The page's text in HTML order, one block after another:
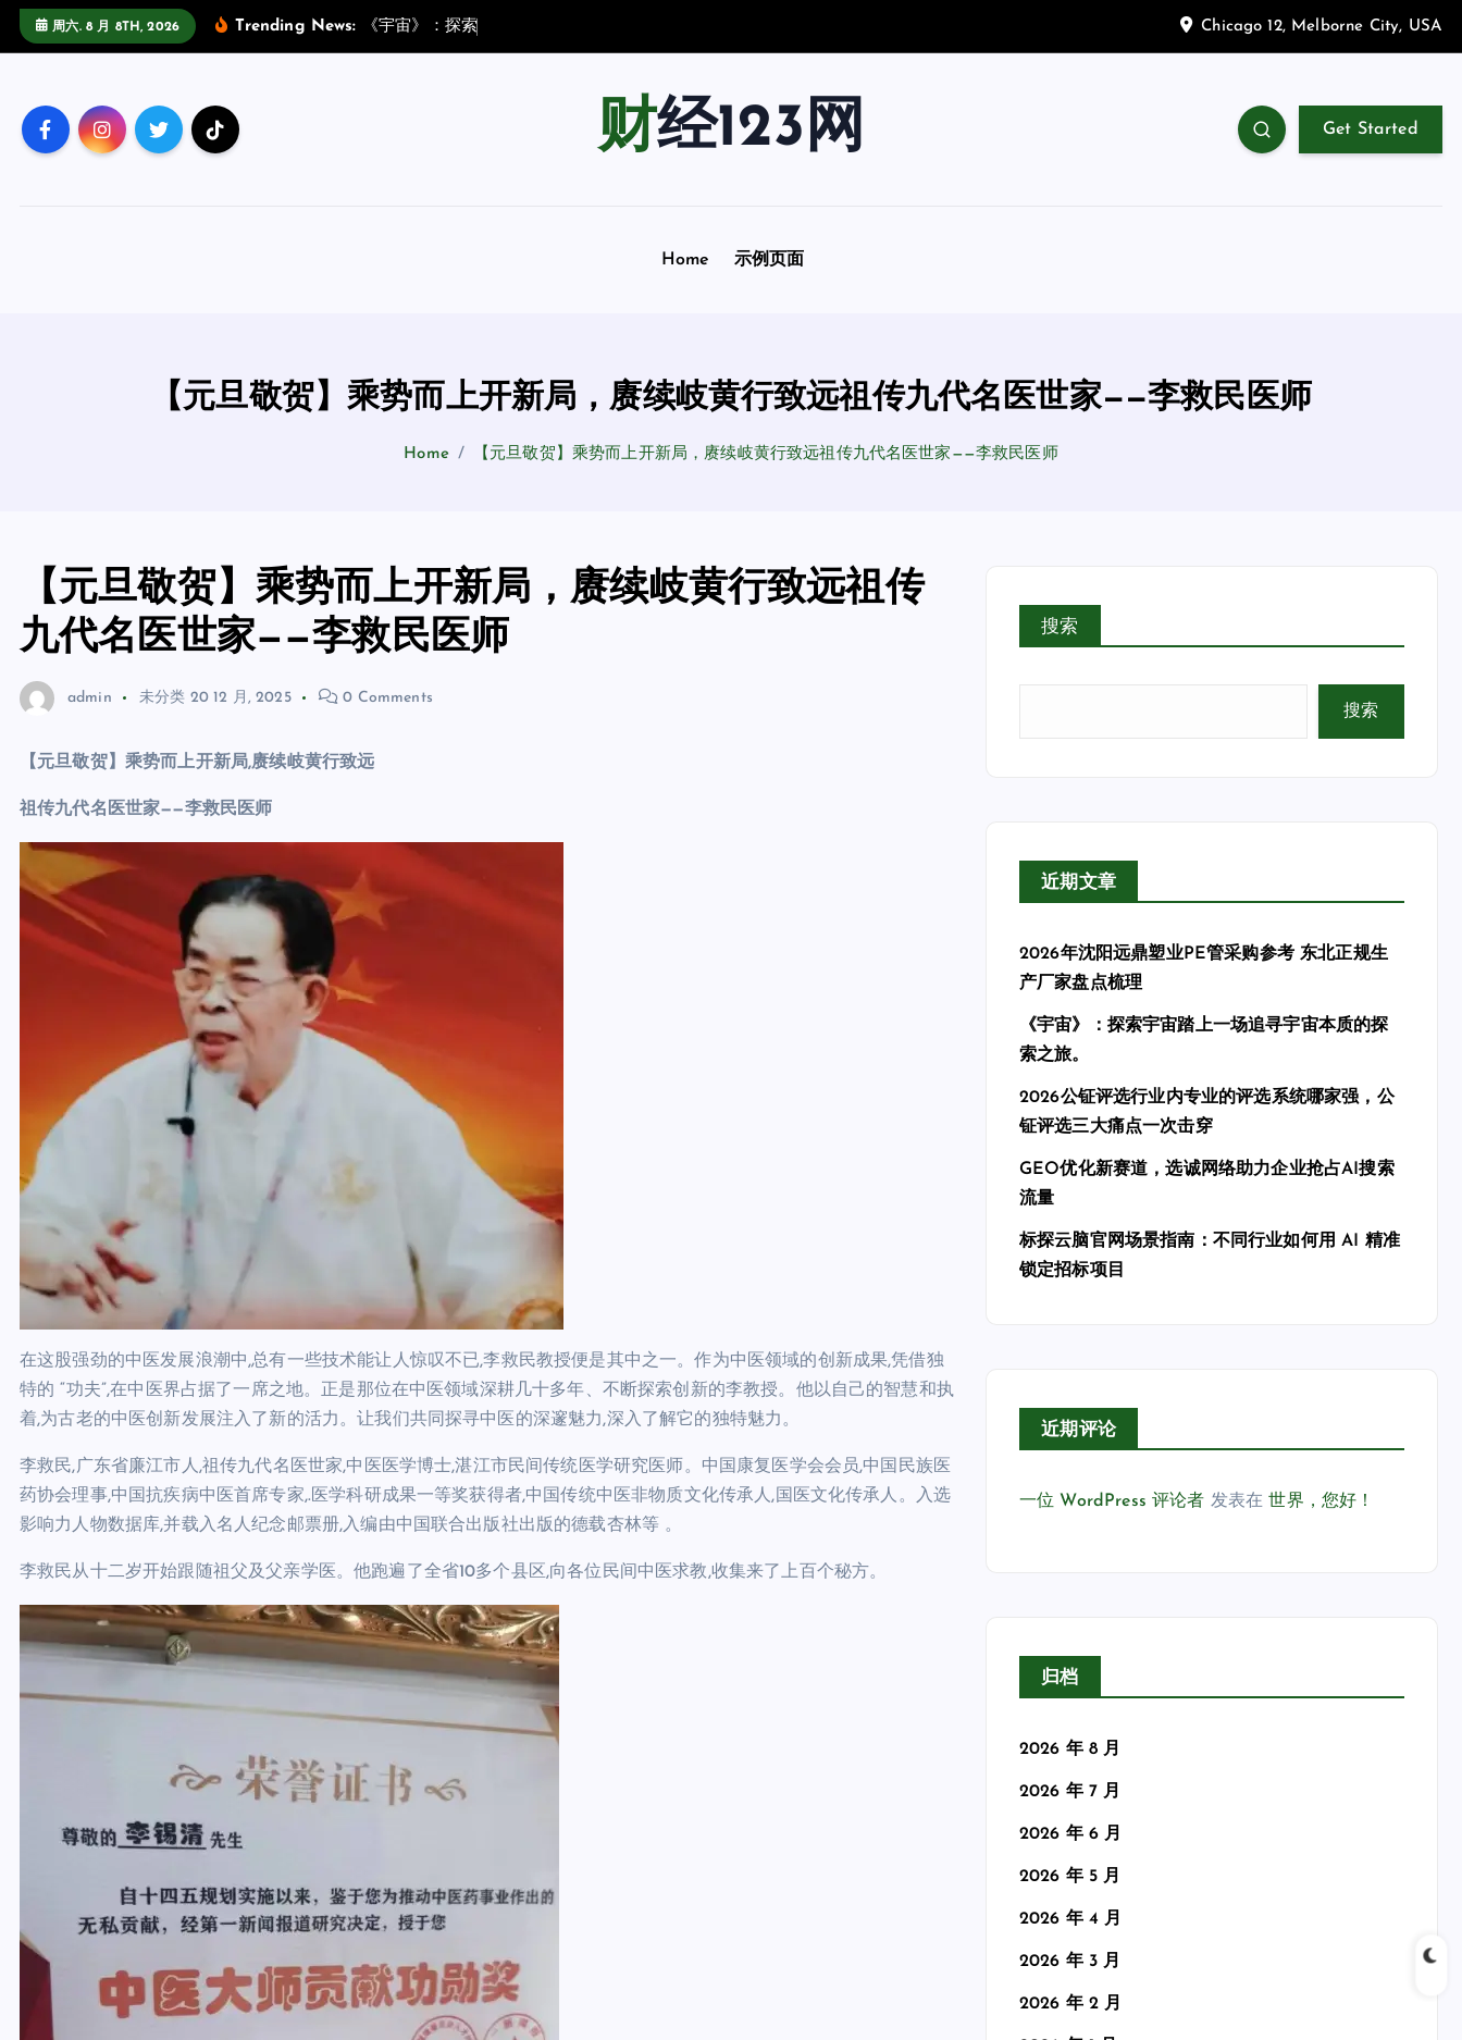
周六. 8 月 8TH, 2026 Trending News: 《宇宙》 ： 探索 Chicago 12, Melborne City, USA
财经123网 Get Started
Home 示例页面
【元旦敬贺】乘势而上开新局，赓续岐黄行致远祖传九代名医世家——李救民医师
Home 【元旦敬贺】乘势而上开新局，赓续岐黄行致远祖传九代名医世家——李救民医师
【元旦敬贺】乘势而上开新局，赓续岐黄行致远祖传
九代名医世家——李救民医师
admin 未分类 20 12 月, 2025 0 Comments
【元旦敬贺】乘势而上开新局,赓续岐黄行致远
祖传九代名医世家——李救民 医师
在这股强劲的中医发展浪潮中,总有一些技术能让人惊叹不已,李救民教授便是其中之一。作为中医领域的创新成果,凭借独
特的 “功夫”,在中医界占据了一席之地。正是那位在中医领域深耕几十多年、不断探索创新的李教授。他以自己的智慧和执
着,为古老的中医创新发展注入了新的活力。让我们共同探寻中医的深邃魅力,深入了解它的独特魅力。
李救民,广东省廉江市人,祖传九代名医世家,中医医学博士,湛江市民间传统医学研究医师。中国康复医学会会员,中国民族医
药协会理事,中国抗疾病中医首席专家,.医学科研成果一等奖获得者,中国传统中医非物质文化传承人,国医文化传承人。入选
影响力人物数据库,并载入名人纪念邮票册,入编由中国联合出版社出版的德载杏林等 。
李救民从十二岁开始跟随祖父及父亲学医。他跑遍了全省10多个县区,向各位民间中医求教,收集来了上百个秘方。
搜索
搜索
近期文章
2026年沈阳远鼎塑业PE管采购参考 东北正规生
产厂家盘点梳理
《宇宙》：探索宇宙踏上一场追寻宇宙本质的探
索之旅。
2026公钲评选行业内专业的评选系统哪家强，公
钲评选三大痛点一次击穿
GEO优化新赛道，选诚网络助力企业抢占AI搜索
流量
标探云脑官网场景指南：不同行业如何用 AI 精准
锁定招标项目
近期评论
一位 WordPress 评论者 发表在世界，您好！
归档
2026 年 8 月
2026 年 7 月
2026 年 6 月
2026 年 5 月
2026 年 4 月
2026 年 3 月
2026 年 2 月